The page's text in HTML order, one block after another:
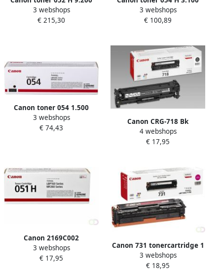
pagina&apos;s OEM
2200C002 zwart
3 webshops
€ 215,30
pagina&apos;s OEM
3028C002 zwart
3 webshops
€ 100,89
Canon toner 054 1.500
pagina&apos;s OEM
3024C002 zwart
3 webshops
€ 74,43
Canon CRG-718 Bk
tonercartridge 1 stuk(s)
Origineel Zwart (2662B002)
4 webshops
€ 17,95
Canon 2169C002
tonercartridge 1 stuk(s)
Origineel Zwart (2169C002)
3 webshops
€ 17,95
Canon 731 tonercartridge 1
stuk(s) Origineel Zwart
(6272B002)
3 webshops
€ 18,95